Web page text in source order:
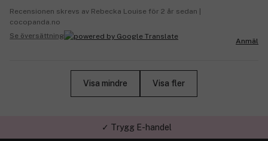
Recensionen skrevs av Rebecka Louise för 2 år sedan |
cocopanda.no
Se översättning
Anmäl
Visa mindre Visa fler
✓ Trygg E-handel